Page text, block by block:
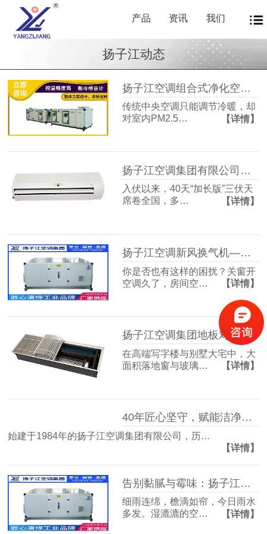
产品 资讯 我们
扬子江动态
扬子江空调组合式净化空调箱风机盘管中央新风系统——让每一次呼吸都成为健康投资
传统中央空调只能调节冷暖，却
对室内PM2.5…
【详情】
扬子江空调集团有限公司商用暖通源头厂家，40年匠心护航从容度伏
入伏以来，40天“加长版”三伏天
席卷全国，多…
【详情】
扬子江空调新风换气机——告别室内空气闷浊，畅享洁净富氧新生活
你是否也有这样的困扰？关窗开
空调久了，房间空…
【详情】
扬子江空调集团地板对流器：破解冬冷夏热难题，打造四季如春的舒适空间
在高端写字楼与别墅大宅中，大
面积落地窗与玻璃…
【详情】
40年匠心坚守，赋能洁净空气未来
始建于1984年的扬子江空调集团有限公司，历…
【详情】
告别黏腻与霉味：扬子江空调的梅雨季舒适生活指南
细雨连绵，檐滴如帘，今日雨水
多发。湿漉漉的空…
【详情】